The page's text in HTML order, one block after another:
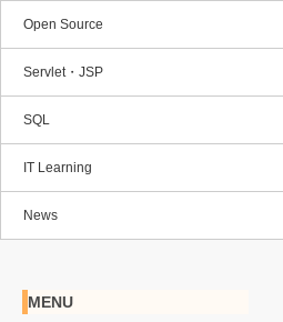
Open Source
Servlet・JSP
SQL
IT Learning
News
MENU